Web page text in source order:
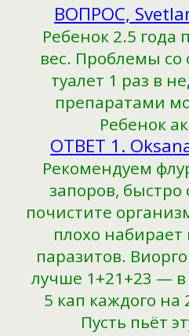
ВОПРОС,
Ребенок 2.5 года
вес. Проблемы со
туалет 1 раз в
препаратами
Ребенок
ОТВЕТ 1.
Рекомендуем
запоров, быстро
почистите
плохо
паразитов.
лучше 1+21+23 —
5 кап каждого на
Пусть пьёт